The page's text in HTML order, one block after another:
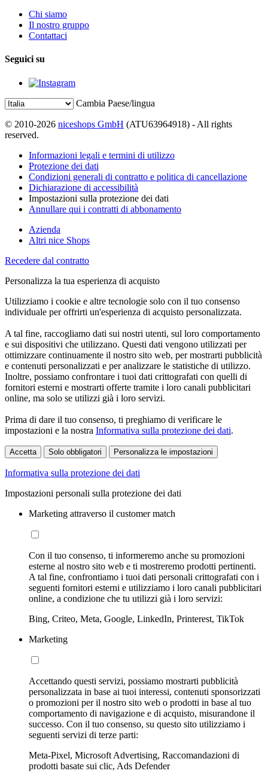
Chi siamo
Il nostro gruppo
Contattaci
Seguici su
Cambia Paese/lingua
© 2010-2026 niceshops GmbH (ATU63964918) - All rights
reserved.
Informazioni legali e termini di utilizzo
Protezione dei dati
Condizioni generali di contratto e politica di cancellazione
Dichiarazione di accessibilità
Impostazioni sulla protezione dei dati
Annullare qui i contratti di abbonamento
Azienda
Altri nice Shops
Recedere dal contratto
Personalizza la tua esperienza di acquisto
Utilizziamo i cookie e altre tecnologie solo con il tuo consenso
individuale per offrirti un'esperienza di acquisto personalizzata.
A tal fine, raccogliamo dati sui nostri utenti, sul loro comportamento
e sui dispositivi che utilizzano. Questi dati vengono utilizzati per
ottimizzare continuamente il nostro sito web, per mostrarti pubblicità
e contenuti personalizzati e per analizzare le statistiche di utilizzo.
Inoltre, possiamo confrontare i tuoi dati crittografati con quelli di
fornitori esterni e mostrarti offerte tramite i loro canali pubblicitari
online, ma solo se utilizzi già i loro servizi.
Prima di dare il tuo consenso, ti preghiamo di verificare le
impostazioni e la nostra Informativa sulla protezione dei dati.
Accetta Solo obbligatori Personalizza le impostazioni
Informativa sulla protezione dei dati
Impostazioni personali sulla protezione dei dati
Marketing attraverso il customer match
Con il tuo consenso, ti informeremo anche su promozioni
esterne al nostro sito web e ti mostreremo prodotti pertinenti.
A tal fine, confrontiamo i tuoi dati personali crittografati con i
seguenti fornitori esterni e utilizziamo i loro canali pubblicitari
online, a condizione che tu utilizzi già i loro servizi:
Bing, Criteo, Meta, Google, LinkedIn, Printerest, TikTok
Marketing
Accettando questi servizi, possiamo mostrarti pubblicità
personalizzata in base ai tuoi interessi, contenuti sponsorizzati
o promozioni per il nostro sito web o prodotti in base al tuo
comportamento di navigazione e di acquisto, misurandone il
successo. Con il tuo consenso, su questo sito utilizziamo i
seguenti servizi di terze parti:
Meta-Pixel, Microsoft Advertising, Raccomandazioni di
prodotti basate sui clic, Ads Defender